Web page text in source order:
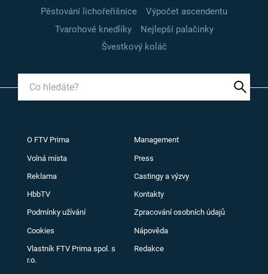
Pěstování lichořeřišnice
Výpočet ascendentu
Tvarohové knedlíky
Nejlepší palačinky
Švestkový koláč
O FTV Prima Management
Volná místa Press
Reklama Castingy a výzvy
HbbTV Kontakty
Podmínky užívání Zpracování osobních údajů
Cookies Nápověda
Vlastník FTV Prima spol. s
r.o.
Redakce